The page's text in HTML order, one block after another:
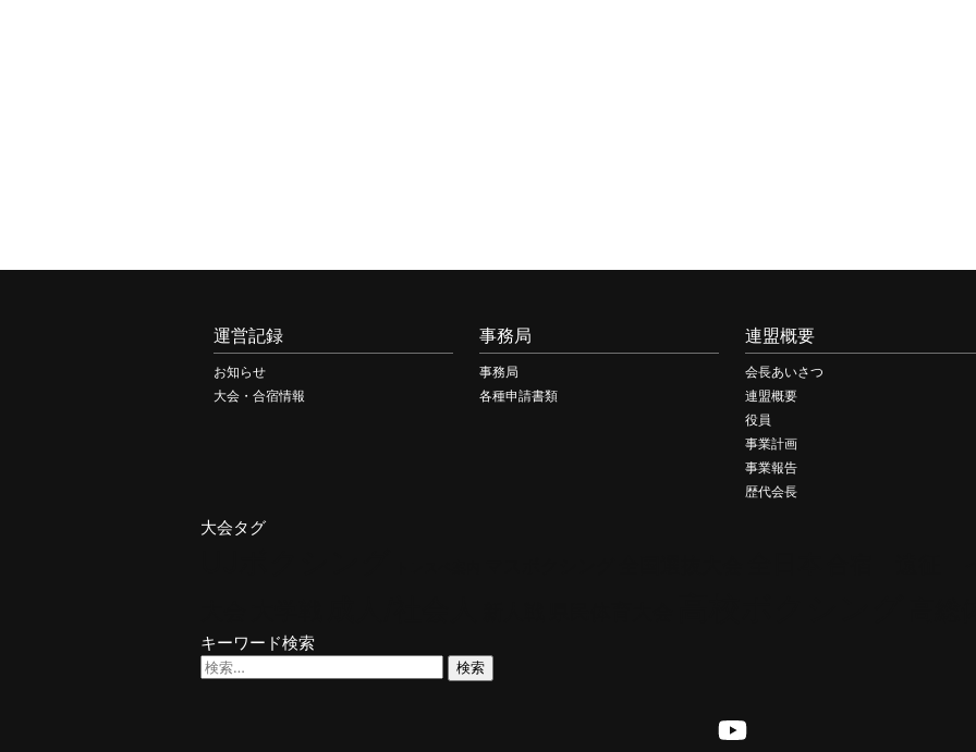
運営記録
お知らせ
大会・合宿情報
事務局
事務局
各種申請書類
連盟概要
会長あいさつ
連盟概要
役員
事業計画
事業報告
歴代会長
大会タグ
キーワード検索
検